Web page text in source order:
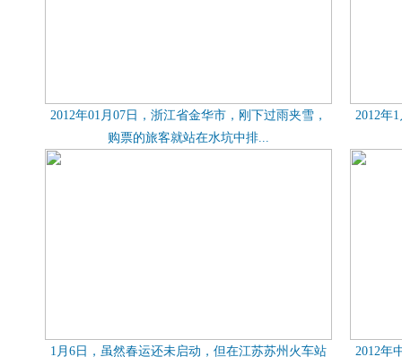
2012年01月07日，浙江省金华市，刚下过雨夹雪，
购票的旅客就站在水坑中排...
2012年
1月6日，虽然春运还未启动，但在江苏苏州火车站
2012年